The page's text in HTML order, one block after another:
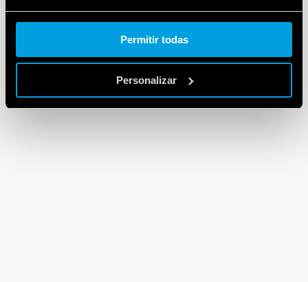
Cookie policy.
Permitir todas
Personalizar